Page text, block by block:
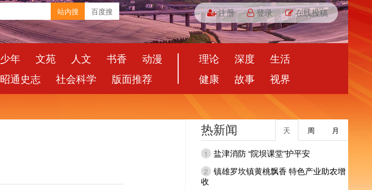
站内搜 百度搜 注册 登录 在线投稿
少年 文苑 人文 书香
动漫
昭通史志
社会科学 版面推荐
理论 深度
生活
健康
故事 视界
热新闻 月
周
天
1 盐津消防 “院坝课堂”护平安
2 镇雄罗坎镇黄桃飘香 特色产业助农增
收